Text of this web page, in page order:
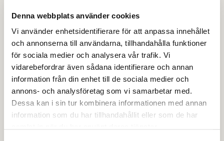
Denna webbplats använder cookies
Vi använder enhetsidentifierare för att anpassa innehållet
och annonserna till användarna, tillhandahålla funktioner
för sociala medier och analysera vår trafik. Vi
vidarebefordrar även sådana identifierare och annan
information från din enhet till de sociala medier och
annons- och analysföretag som vi samarbetar med.
Dessa kan i sin tur kombinera informationen med annan
information som du har tillhandahållit eller som de har
Verksamheter som har återkommande tillsyn betalar
en årlig tillsynsavgift till miljö- och
byggnadsnämnden. Tillsynsavgiften grundas på
självkostnadsprincipen, vilket innebär att avgiften
inte får vara högre än kommunens verkliga kostnad
för tillsynen.
Detta ingår inte i den årliga